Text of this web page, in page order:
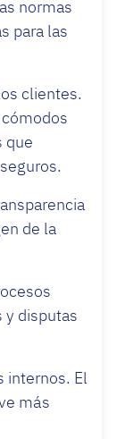
normas
para las
clientes.
que
de la
y disputas
internos. El
más